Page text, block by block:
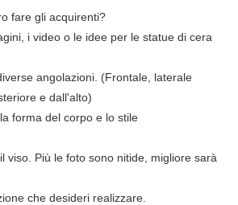
fare gli acquirenti?
i video o le idee per le statue di cera
angolazioni. (Frontale, laterale
e dall'alto)
forma del corpo e lo stile
viso. Più le foto sono nitide, migliore sarà
che desideri realizzare.